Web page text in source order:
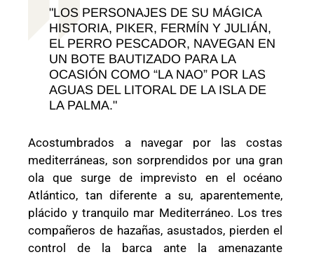
LOS PERSONAJES DE SU MÁGICA
HISTORIA, PIKER, FERMÍN Y JULIÁN,
EL PERRO PESCADOR, NAVEGAN EN
UN BOTE BAUTIZADO PARA LA
OCASIÓN COMO “LA NAO” POR LAS
AGUAS DEL LITORAL DE LA ISLA DE
LA PALMA.
Acostumbrados a navegar por las costas
mediterráneas, son sorprendidos por una gran
ola que surge de imprevisto en el océano
Atlántico, tan diferente a su, aparentemente,
plácido y tranquilo mar Mediterráneo. Los tres
compañeros de hazañas, asustados, pierden el
control de la barca ante la amenazante